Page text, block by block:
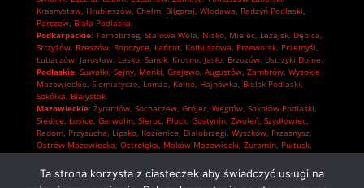
Krasnystaw, Hrubieszów, Chełm, Biłgoraj, Włodawa, Radzyń Podlaski,
Parczew, Biała Podlaska.
Podkarpackie: Tarnobrzeg, Stalowa Wola, Nisko, Mielec, Leżajsk, Dębica,
Strzyżów, Rzeszów, Ropczyce, Łańcut, Kolbuszowa, Przeworsk, Przemyśl,
Lubaczów, Jarosław, Lesko, Sanok, Krosno, Jasło, Brzozów, Ustrzyki Dolne.
Podlaskie: Suwałki, Sejny, Mońki, Grajewo, Augustów, Zambrów, Wysokie
Mazowieckie, Siemiatycze, Łomża, Kolno, Hajnówka, Bielsk Podlaski,
Sokółka, Białystok.
Mazowieckie: Żyrardów, Sochaczew, Grójec, Węgrów, Sokołów Podlaski,
Siedlce, Łosice, Garwolin, Sierpc, Płock, Gostynin, Zwoleń, Szydłowiec,
Radom, Przysucha, Lipsko, Kozienice, Białobrzegi, Wyszków, Przasnysz,
Ostrów Mazowiecka, Ostrołęka, Maków Mazowiecki, Żuromin, Pułtusk,
Grodzisk Mazowiecki,Wołomin,Otwock,Mińsk Mazowiecki ,Legionowo ,
Ta strona korzysta z ciasteczek aby świadczyć usługi na